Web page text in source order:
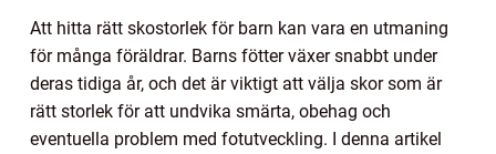
Att hitta rätt skostorlek för barn kan vara en utmaning
för många föräldrar. Barns fötter växer snabbt under
deras tidiga år, och det är viktigt att välja skor som är
rätt storlek för att undvika smärta, obehag och
eventuella problem med fotutveckling. I denna artikel